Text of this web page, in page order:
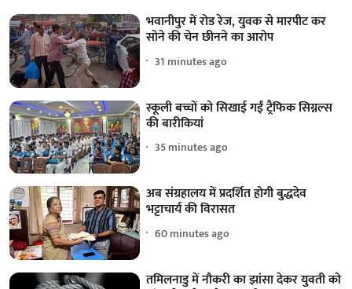
भवानीपुर में रोड रेज, युवक से मारपीट कर
सोने की चेन छीनने का आरोप
31 minutes ago
स्कूली बच्चों को सिखाई गईं ट्रैफिक सिग्नल्स
की बारीकियां
35 minutes ago
अब संग्रहालय में प्रदर्शित होगी बुद्धदेव
भट्टाचार्य की विरासत
60 minutes ago
तमिलनाडु में नौकरी का झांसा देकर युवती को